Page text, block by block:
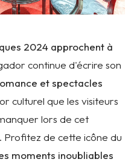
2024 approchent à
continue d'écrire son
et spectacles
culturel que les visiteurs
lors de cet
de cette icône du
moments inoubliables